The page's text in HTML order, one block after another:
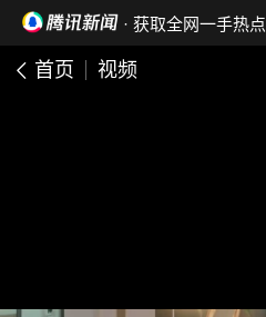
· 获取全网一手热点
首页 视频